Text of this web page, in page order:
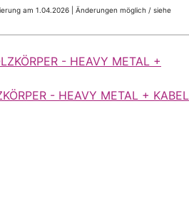
am 1.04.2026 | Änderungen möglich / siehe
- HEAVY METAL + KABEL